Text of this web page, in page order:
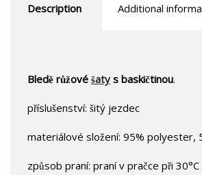
Description Additional
Bledě růžové šaty s baskičtinou.
příslušenství: šitý jezdec
materiálové složení: 95% polyester,
způsob praní: praní v pračce při 30°C